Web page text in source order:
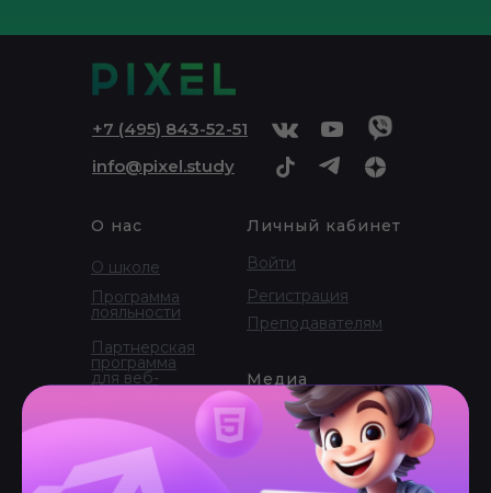
+7 (495) 843-52-51
info@pixel.study
О нас
О школе
Партнерская
программа
для веб-
Партнерская
программа
для школ
Стать автором
Программа
лояльности
Личный кабинет
Войти
Регистрация
Преподавателям
Медиа
Журнал